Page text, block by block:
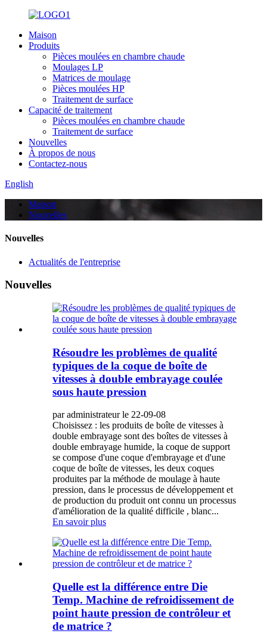
Maison
Produits
Pièces moulées en chambre chaude
Moulages LP
Matrices de moulage
Pièces moulées HP
Traitement de surface
Capacité de traitement
Pièces moulées en chambre chaude
Traitement de surface
Nouvelles
À propos de nous
Contactez-nous
English
Maison
Nouvelles
Nouvelles
Actualités de l'entreprise
Nouvelles
Résoudre les problèmes de qualité
typiques de la coque de boîte de
vitesses à double embrayage coulée
sous haute pression
par administrateur le 22-09-08
Choisissez : les produits de boîte de vitesses à
double embrayage sont des boîtes de vitesses à
double embrayage humide, la coque de support
se compose d'une coque d'embrayage et d'une
coque de boîte de vitesses, les deux coques
produites par la méthode de moulage à haute
pression, dans le processus de développement et
de production du produit ont connu un processus
d'amélioration de la qualité difficile , blanc...
En savoir plus
Quelle est la différence entre Die
Temp. Machine de refroidissement de
point haute pression de contrôleur et
de matrice ?